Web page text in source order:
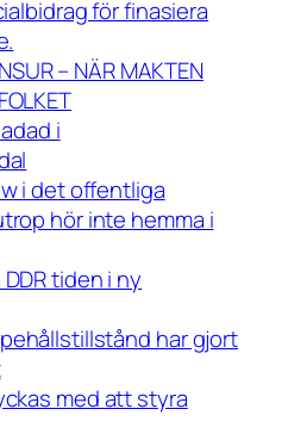
för finasiera
– NÄR MAKTEN
i
i det offentliga
hör inte hemma i
tiden i ny
har gjort
med att styra